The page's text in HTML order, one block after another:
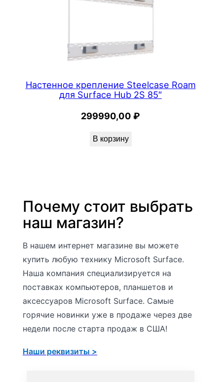
Настенное крепление Steelcase Roam
для Surface Hub 2S 85″
299990,00 ₽
В корзину
Почему стоит выбрать
наш магазин?
В нашем интернет магазине вы можете
купить любую технику Microsoft Surface.
Наша компания специализируется на
поставках компьютеров, планшетов и
аксессуаров Microsoft Surface. Самые
горячие новинки уже в продаже через две
недели после старта продаж в США!
Наши реквизиты >